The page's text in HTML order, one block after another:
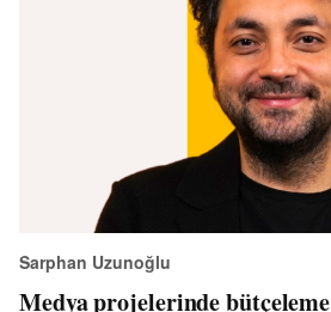
Sarphan Uzunoğlu
Medya projelerinde bütçeleme